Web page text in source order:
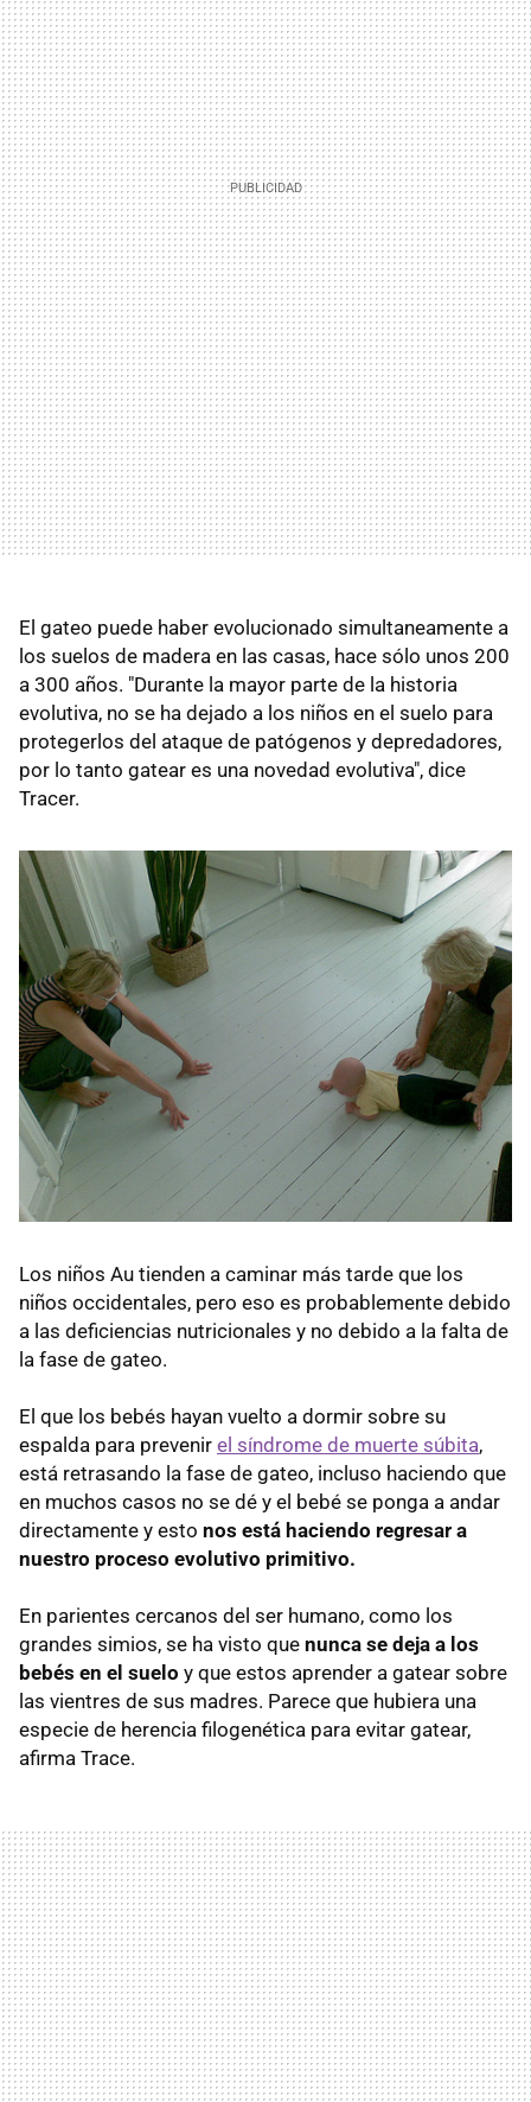
El gateo puede haber evolucionado simultaneamente a
los suelos de madera en las casas, hace sólo unos 200
a 300 años. "Durante la mayor parte de la historia
evolutiva, no se ha dejado a los niños en el suelo para
protegerlos del ataque de patógenos y depredadores,
por lo tanto gatear es una novedad evolutiva", dice
Tracer.
Los niños Au tienden a caminar más tarde que los
niños occidentales, pero eso es probablemente debido
a las deficiencias nutricionales y no debido a la falta de
la fase de gateo.
El que los bebés hayan vuelto a dormir sobre su
espalda para prevenir el síndrome de muerte súbita,
está retrasando la fase de gateo, incluso haciendo que
en muchos casos no se dé y el bebé se ponga a andar
directamente y esto nos está haciendo regresar a
nuestro proceso evolutivo primitivo.
En parientes cercanos del ser humano, como los
grandes simios, se ha visto que nunca se deja a los
bebés en el suelo y que estos aprender a gatear sobre
las vientres de sus madres. Parece que hubiera una
especie de herencia filogenética para evitar gatear,
afirma Trace.